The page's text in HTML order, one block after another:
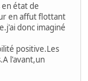
état de
en affut flottant
donc imaginé
positive.Les
l'avant,un